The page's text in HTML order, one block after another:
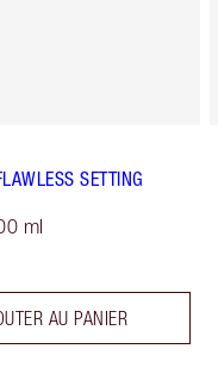
SETTING
ml
AU PANIER